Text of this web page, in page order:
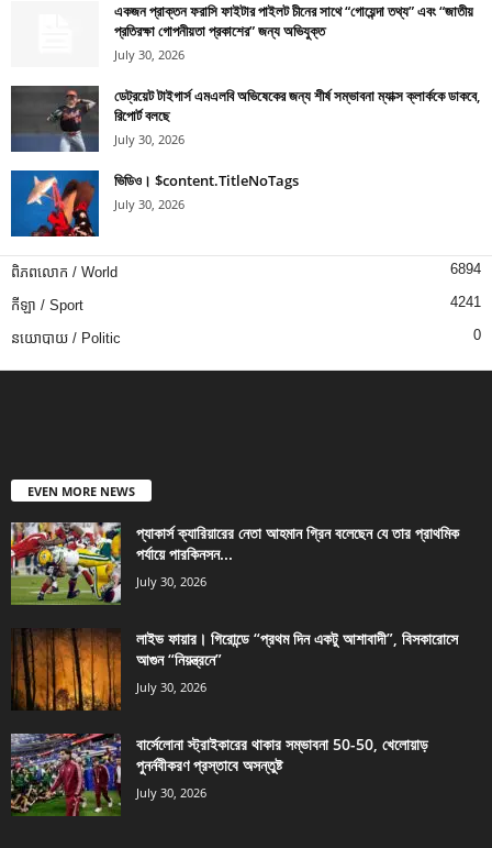
একজন প্রাক্তন ফরাসি ফাইটার পাইলট চীনের সাথে “গোয়েন্দা তথ্য” এবং “জাতীয়
প্রতিরক্ষা গোপনীয়তা প্রকাশের” জন্য অভিযুক্ত
July 30, 2026
ডেট্রয়েট টাইগার্স এমএলবি অভিষেকের জন্য শীর্ষ সম্ভাবনা ম্যাক্স ক্লার্ককে ডাকবে,
রিপোর্ট বলছে
July 30, 2026
ভিডিও। $content.TitleNoTags
July 30, 2026
ពិភពលោក / World 6894
កីឡា / Sport 4241
នយោបាយ / Politic 0
EVEN MORE NEWS
প্যাকার্স ক্যারিয়ারের নেতা আহমান গ্রিন বলেছেন যে তার প্রাথমিক
পর্যায়ে পারকিনসন...
July 30, 2026
লাইভ ফায়ার। গিরোন্ডে “প্রথম দিন একটু আশাবাদী”, বিসকারোসে
আগুন “নিয়ন্ত্রনে”
July 30, 2026
বার্সেলোনা স্ট্রাইকারের থাকার সম্ভাবনা 50-50, খেলোয়াড়
পুনর্নবীকরণ প্রস্তাবে অসন্তুষ্ট
July 30, 2026